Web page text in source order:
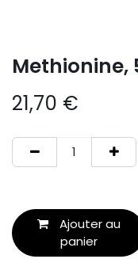
Methionine,
21,70 €
Ajouter au
panier